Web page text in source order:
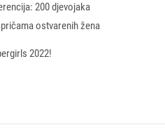
200 djevojaka
ostvarenih žena
2022!